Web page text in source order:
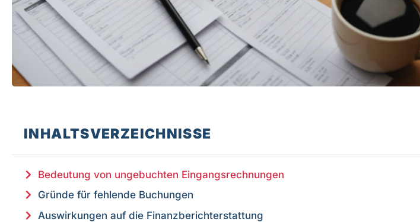
INHALTSVERZEICHNISSE
Bedeutung von ungebuchten Eingangsrechnungen
Gründe für fehlende Buchungen
Auswirkungen auf die Finanzberichterstattung